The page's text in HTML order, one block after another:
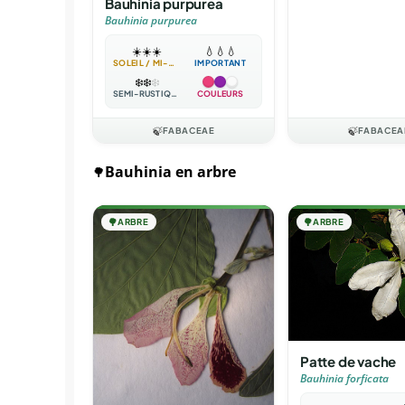
Bauhinia purpurea
☀️☀️☀️
SOLEIL / MI-OMBRE
💧 💧 💧
IMPORTANT
❄️❄️❄️
SEMI-RUSTIQUE COULEURS
🍃FABACEAE 🍃
🌳Bauhinia en arbre
🌳ARBRE 🌳ARBRE
Patte de vache
Bauhinia forficata